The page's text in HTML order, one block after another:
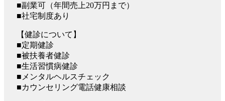
■副業可（年間売上20万円まで）
■社宅制度あり
【健診について】
■定期健診
■被扶養者健診
■生活習慣病健診
■メンタルヘルスチェック
■カウンセリング電話健康相談